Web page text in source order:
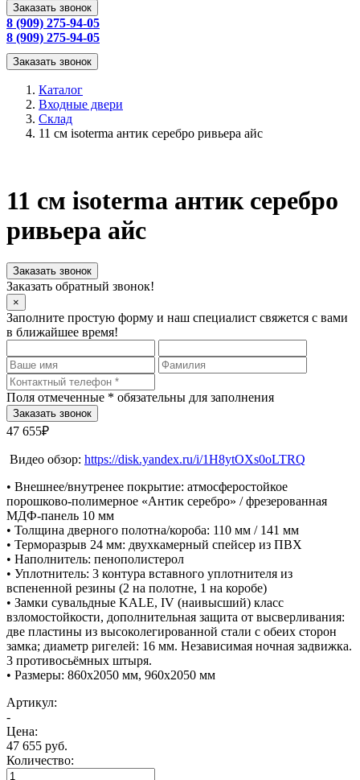
Заказать звонок
8 (909) 275-94-05
8 (909) 275-94-05
Заказать звонок
Каталог
Входные двери
Склад
11 см isoterma антик серебро ривьера айс
11 см isoterma антик серебро
ривьера айс
Заказать звонок
Заказать обратный звонок!
×
Заполните простую форму и наш специалист свяжется с вами
в ближайшее время!
Поля отмеченные * обязательны для заполнения
47 655₽
Видео обзор: https://disk.yandex.ru/i/1H8ytOXs0oLTRQ
• Внешнее/внутренее покрытие: атмосферостойкое
порошково-полимерное «Антик серебро» / фрезерованная
МДФ-панель 10 мм
• Толщина дверного полотна/короба: 110 мм / 141 мм
• Терморазрыв 24 мм: двухкамерный спейсер из ПВХ
• Наполнитель: пенополистерол
• Уплотнитель: 3 контура вставного уплотнителя из
вспененной резины (2 на полотне, 1 на коробе)
• Замки сувальдные KALE, IV (наивысший) класс
взломостойкости, дополнительная защита от высверливания:
две пластины из высоколегированной стали с обеих сторон
замка; диаметр ригелей: 16 мм. Независимая ночная задвижка.
3 противосьёмных штыря.
• Размеры: 860х2050 мм, 960х2050 мм
Артикул:
-
Цена:
47 655 руб.
Количество: